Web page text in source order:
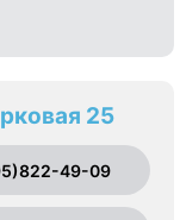
25
49-09